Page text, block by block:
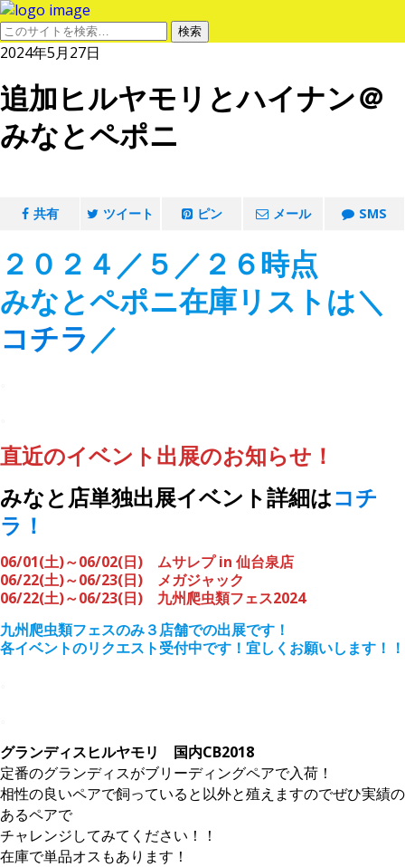
2024年5月27日
追加ヒルヤモリとハイナン＠
みなとペポニ
共有 ツイート ピン メール SMS
２０２４／５／２６時点
みなとペポニ在庫リストは＼
コチラ／
直近のイベント出展のお知らせ！
みなと店単独出展イベント詳細はコチ
ラ！
06/01(土)～06/02(日) ムサレプ in 仙台泉店
06/22(土)～06/23(日) メガジャック
06/22(土)～06/23(日) 九州爬虫類フェス2024
九州爬虫類フェスのみ３店舗での出展です！
各イベントのリクエスト受付中です！宜しくお願いします！！
グランディスヒルヤモリ
国内CB2018
定番のグランディスがブリーディングペアで入荷！
相性の良いペアで飼っていると以外と殖えますのでぜひ実績の
あるペアで
チャレンジしてみてください！！
在庫で単品オスもあります！